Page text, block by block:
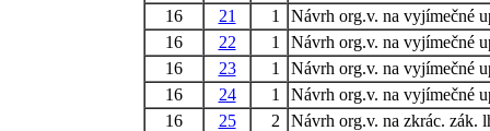
16
21 1
Návrh org.v. na vyjímečné
16
22 1
Návrh org.v. na vyjímečné
16
23 1
Návrh org.v. na vyjímečné
16
24 1
Návrh org.v. na vyjímečné
16
25 2
Návrh org.v. na zkrác. zák.